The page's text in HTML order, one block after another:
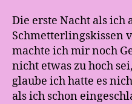
Die erste Nacht als ich
Schmetterlingskissen
machte ich mir noch
nicht etwas zu hoch
glaube ich hatte es
als ich schon